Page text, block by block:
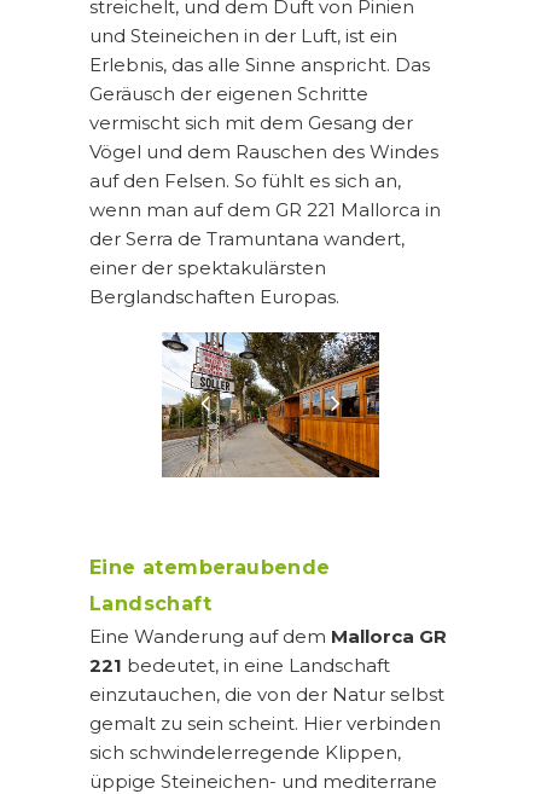
streichelt, und dem Duft von Pinien
und Steineichen in der Luft, ist ein
Erlebnis, das alle Sinne anspricht. Das
Geräusch der eigenen Schritte
vermischt sich mit dem Gesang der
Vögel und dem Rauschen des Windes
auf den Felsen. So fühlt es sich an,
wenn man auf dem GR 221 Mallorca in
der Serra de Tramuntana wandert,
einer der spektakulärsten
Berglandschaften Europas.
Eine atemberaubende
Landschaft
Eine Wanderung auf dem Mallorca GR
221 bedeutet, in eine Landschaft
einzutauchen, die von der Natur selbst
gemalt zu sein scheint. Hier verbinden
sich schwindelerregende Klippen,
üppige Steineichen- und mediterrane